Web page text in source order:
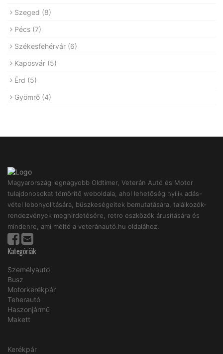
Szeged (8)
Pécs (7)
Székesfehérvár (6)
Kaposvár (5)
Érd (5)
Gyömrő (4)
Magyarország legnagyobb Oldtimer, Veterán Autó és Motor
tulajdonosokat tömörítő weboldala, ahol lehetőség nyílik adás-
vétel lebonyolitására, büszkeségeitek bemutatására, találkozók-
rendezvények meghirdetésére, retro eszközök árusítására és
mindenre, ami méltó a veteránautó.hu oldalához.
Kategóriák
Személyautó
Busz
Motorkerékpár
Teherautó
Haszonjármű
Makett
Kerékpár